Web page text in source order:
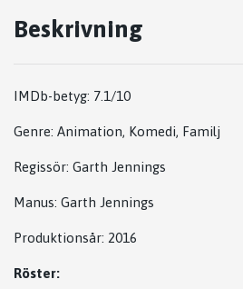
Beskrivning
IMDb-betyg: 7.1/10
Genre: Animation, Komedi, Familj
Regissör: Garth Jennings
Manus: Garth Jennings
Produktionsår: 2016
Röster: